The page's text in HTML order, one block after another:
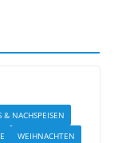
& NACHSPEISEN
WEIHNACHTEN